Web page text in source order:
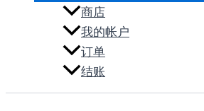
商店
我的帐户
订单
结账